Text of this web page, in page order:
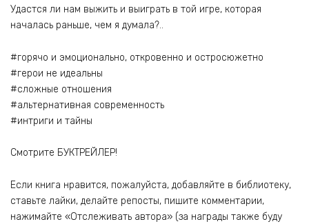
Удастся ли нам выжить и выиграть в той игре, которая
началась раньше, чем я думала?..
#горячо и эмоционально, откровенно и остросюжетно
#герои не идеальны
#сложные отношения
#альтернативная современность
#интриги и тайны
Смотрите БУКТРЕЙЛЕР!
Если книга нравится, пожалуйста, добавляйте в библиотеку,
ставьте лайки, делайте репосты, пишите комментарии,
нажимайте «Отслеживать автора» (за награды также буду